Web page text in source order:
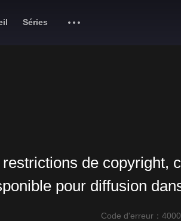
Séries
de copyright,
pour diffusion
Code d'erreur：